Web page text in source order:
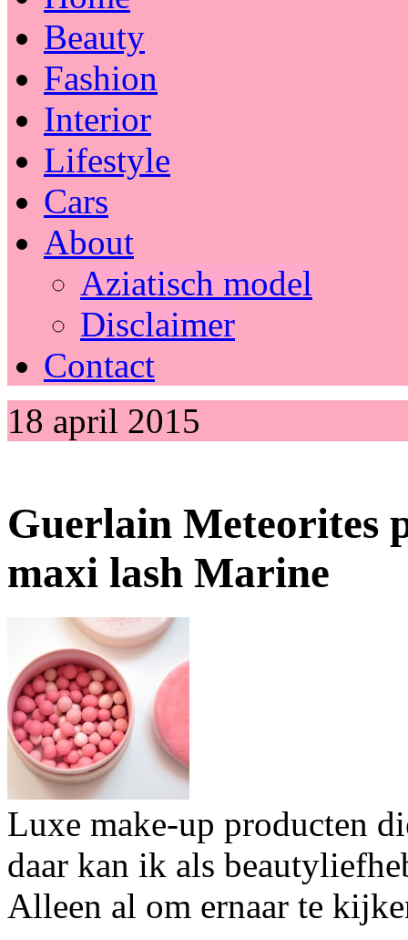
Beauty
Fashion
Interior
Lifestyle
Cars
About
Aziatisch model
Disclaimer
Contact
18 april 2015
Guerlain Meteorites
maxi lash Marine
Luxe make-up producten
daar kan ik als
Alleen al om ernaar te